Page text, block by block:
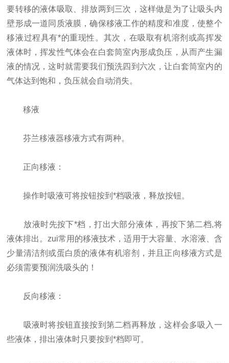
要转移的液体吸取、排放两到三次，这样做是为了让吸头内
壁形成一道同质液膜，确保移液工作的精度和准度，使整个
移液过程具有*的重现性。其次，在吸取有机溶剂或高挥发
液体时，挥发性气体会在白套筒室内形成负压，从而产生漏
液的情况，这时就需要我们预洗四到六次，让白套筒室内的
气体达到饱和，负压就会自动消失。
移液
芬兰移液器移液方式有两种。
正向移液：
操作时吸液可将按钮按到*档吸液，释放按钮。
放液时先按下*档，打出大部分液体，再按下第二档,将
液体排出。zui常用的移液技术，适用于大容量、水溶液、含
少量清洁剂或蛋白质的液体有机溶剂，并且正向移液方式是
必须需要预润洗吸头的！
反向移液：
吸液时将按钮直接按到第二档再释放，这样会多吸入一
些液体，排出液体时只要按到*档即可。